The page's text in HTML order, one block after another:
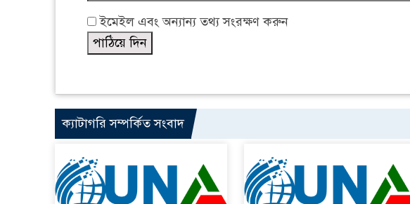
ইমেইল এবং অন্যান্য তথ্য সংরক্ষণ করুন
ক্যাটাগরি সম্পর্কিত সংবাদ